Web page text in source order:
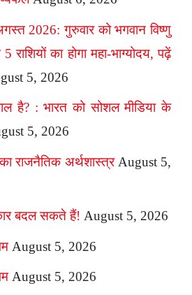
2026: गुरुवार को भगवान विष्णु
का होगा महा-भाग्योदय, पढ़ें
5, 2026
है? : भारत को सोशल मीडिया के
5, 2026
राजनैतिक अर्थशास्त्र August 5,
बदल सकते हैं! August 5, 2026
August 5, 2026
August 5, 2026